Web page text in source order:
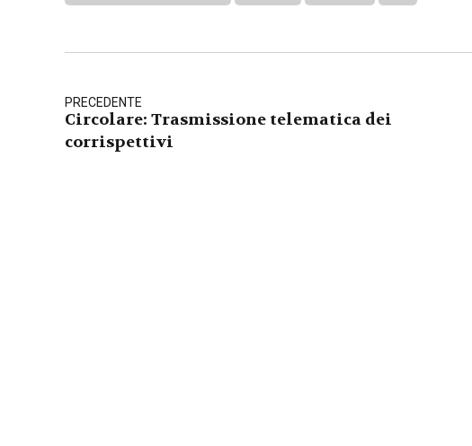
PRECEDENTE
Circolare: Trasmissione telematica dei
corrispettivi